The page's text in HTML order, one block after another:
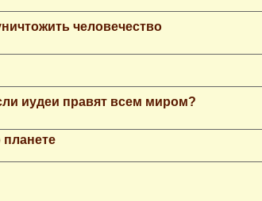
человечество
иудеи правят всем миром?